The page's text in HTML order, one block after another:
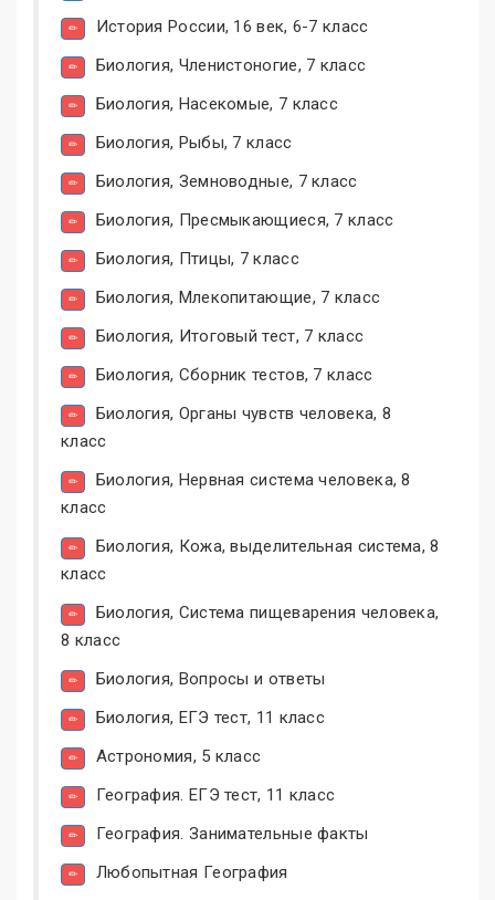
История России, 16 век, 6-7 класс
Биология, Членистоногие, 7 класс
Биология, Насекомые, 7 класс
Биология, Рыбы, 7 класс
Биология, Земноводные, 7 класс
Биология, Пресмыкающиеся, 7 класс
Биология, Птицы, 7 класс
Биология, Млекопитающие, 7 класс
Биология, Итоговый тест, 7 класс
Биология, Сборник тестов, 7 класс
Биология, Органы чувств человека, 8
класс
Биология, Нервная система человека, 8
класс
Биология, Кожа, выделительная система, 8
класс
Биология, Система пищеварения человека,
8 класс
Биология, Вопросы и ответы
Биология, ЕГЭ тест, 11 класс
Астрономия, 5 класс
География. ЕГЭ тест, 11 класс
География. Занимательные факты
Любопытная География